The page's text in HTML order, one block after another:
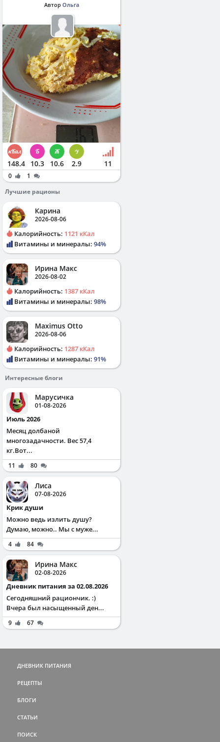
Автор Ольга
148.4 10.3 10.6 2.9 11
0
1
Лучшие рационы
Карина
2026-08-06
Калорийность: 1121 кКал
Витамины и минералы: 94%
Ирина Макс
2026-08-02
Калорийность: 1387 кКал
Витамины и минералы: 98%
Maximus Otto
2026-08-06
Калорийность: 1287 кКал
Витамины и минералы: 91%
Интересные блоги
Марусичка
01-08-2026
Июль 2026
Месяц долбаной
многозадачности. Вес 57,4
кг.Вот...
11 80
Лиса
07-08-2026
Крик души
Можно ведь излить душу?
Думаю, можно.. Мы с муже...
4 84
Ирина Макс
02-08-2026
Дневник питания за 02.08.2026
Сегодняшний рациончик. :)
Вчера был насыщенный ден...
9 67
ДНЕВНИК ПИТАНИЯ
РЕЦЕПТЫ
БЛОГИ
СТАТЬИ
ПОИСК